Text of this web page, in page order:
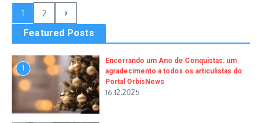
1 2
Featured Posts
1
Encerrando um Ano de Conquistas: um
agradecimento a todos os articulistas do
Portal OrbisNews
16.12.2025